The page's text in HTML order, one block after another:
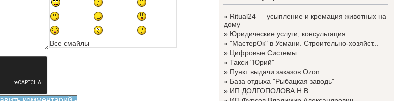
Все смайлы
» Ritual24 — усыпление и кремация животных на
дому
» Юридические услуги, консультация
» "МастерОк" в Усмани. Строительно-хозяйст...
» Цифровые Системы
» Такси "Юрий"
» Пункт выдачи заказов Ozon
» База отдыха "Рыбацкая заводь"
» ИП ДОЛГОПОЛОВА Н.В.